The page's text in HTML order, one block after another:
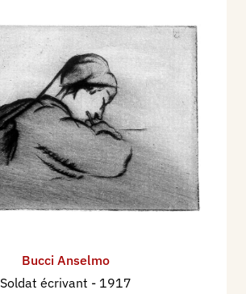
Bucci Anselmo
Soldat écrivant - 1917